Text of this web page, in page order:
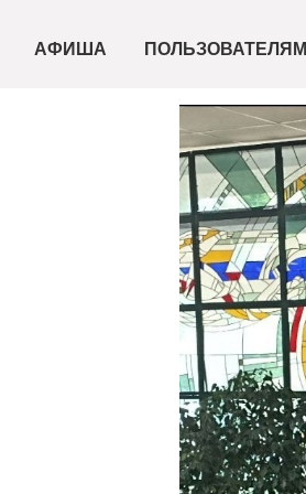
АФИША ПОЛЬЗОВАТЕЛЯМ